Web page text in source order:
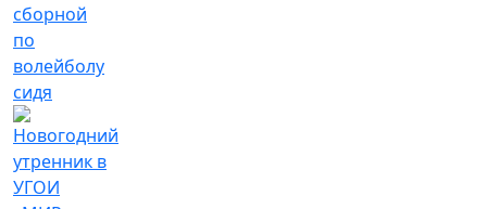
сборной
по
волейболу
сидя